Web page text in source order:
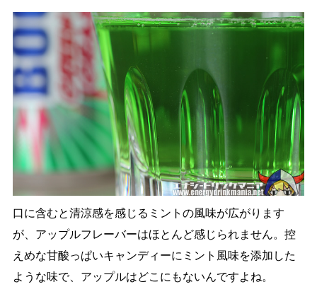
口に含むと清涼感を感じるミントの風味が広がります
が、アップルフレーバーはほとんど感じられません。控
えめな甘酸っぱいキャンディーにミント風味を添加した
ような味で、アップルはどこにもないんですよね。